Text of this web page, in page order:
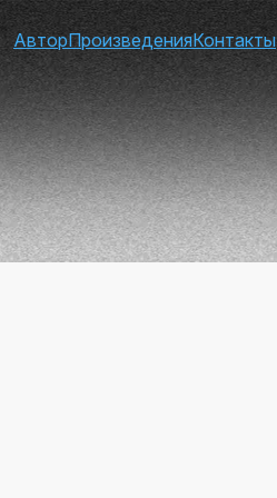
АвторПроизведенияКонтакты